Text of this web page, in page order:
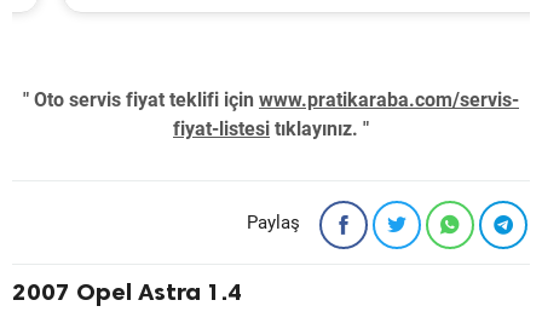
" Oto servis fiyat teklifi için www.pratikaraba.com/servis-
fiyat-listesi tıklayınız. "
Paylaş
2007 Opel Astra 1.4